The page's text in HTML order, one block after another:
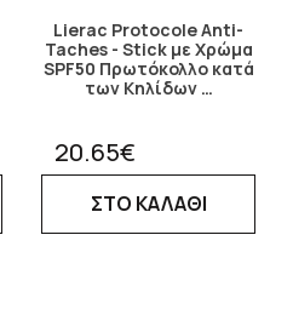
Lierac Protocole Anti-
Taches - Stick με Χρώμα
SPF50 Πρωτόκολλο κατά
των Κηλίδων …
20.65€
ΣΤΟ ΚΑΛΑΘΙ